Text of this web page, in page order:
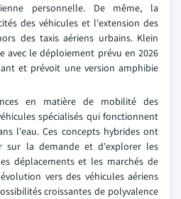
personnelle. De même, la
des véhicules et l'extension des
des taxis aériens urbains. Klein
avec le déploiement prévu en 2026
et prévoit une version amphibie
en matière de mobilité des
spécialisés qui fonctionnent
l'eau. Ces concepts hybrides ont
sur la demande et d'explorer les
déplacements et les marchés de
vers des véhicules aériens
croissantes de polyvalence